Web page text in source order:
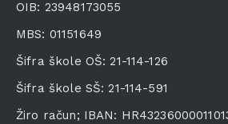
OIB: 23948173055
MBS: 01151649
Šifra škole OŠ: 21-114-126
Šifra škole SŠ: 21-114-591
Žiro račun; IBAN: